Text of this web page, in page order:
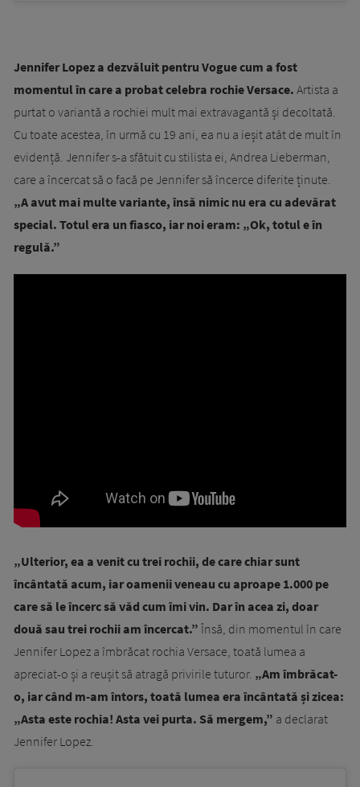
Jennifer Lopez a dezvăluit pentru Vogue cum a fost
momentul în care a probat celebra rochie Versace. Artista a
purtat o variantă a rochiei mult mai extravagantă și decoltată.
Cu toate acestea, în urmă cu 19 ani, ea nu a ieșit atât de mult în
evidență. Jennifer s-a sfătuit cu stilista ei, Andrea Lieberman,
care a încercat să o facă pe Jennifer să încerce diferite ținute.
„A avut mai multe variante, însă nimic nu era cu adevărat
special. Totul era un fiasco, iar noi eram: „Ok, totul e în
regulă.”
„Ulterior, ea a venit cu trei rochii, de care chiar sunt
încântată acum, iar oamenii veneau cu aproape 1.000 pe
care să le încerc să văd cum îmi vin. Dar în acea zi, doar
două sau trei rochii am încercat.” Însă, din momentul în care
Jennifer Lopez a îmbrăcat rochia Versace, toată lumea a
apreciat-o și a reușit să atragă privirile tuturor. „Am îmbrăcat-
o, iar când m-am întors, toată lumea era încântată și zicea:
„Asta este rochia! Asta vei purta. Să mergem,” a declarat
Jennifer Lopez.